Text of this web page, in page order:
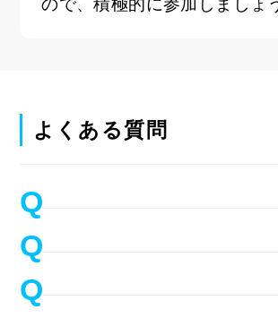
よくある質問